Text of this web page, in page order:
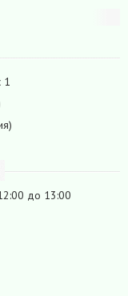
1
до 13:00